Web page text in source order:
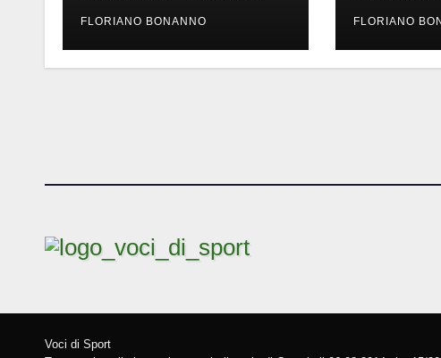
FLORIANO BONANNO FLORIANO
Voci di Sport